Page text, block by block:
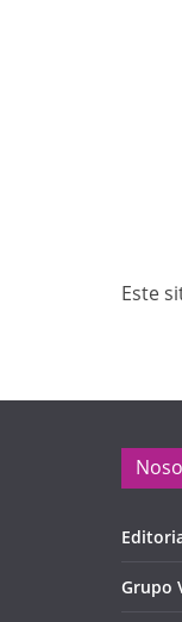
Este
Grupo